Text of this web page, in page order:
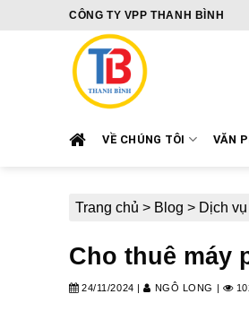
CÔNG TY VPP THANH BÌNH
VỀ CHÚNG TÔI VĂN
Trang chủ > Blog > Dịch
Cho thuê máy
24/11/2024 | NGÔ LONG